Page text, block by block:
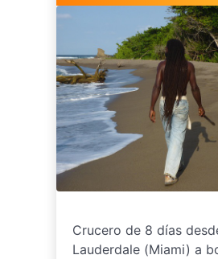
Crucero de 8 días
Lauderdale (Miami) a